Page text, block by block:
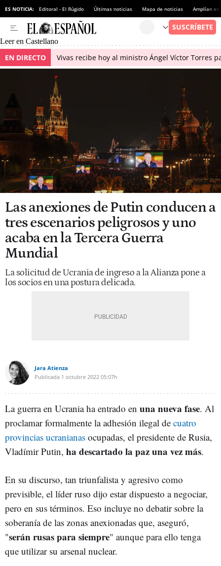
ES NOTICIA: Editoral - El Rúgido Últimas noticias Mapa de noticias Amplían
Leer en Castellano
EN DIRECTO Vivas recibe hoy al ministro Ángel Víctor Torres
Las anexiones de Putin conducen a
tres escenarios peligrosos y uno
acaba en la Tercera Guerra
Mundial
La solicitud de Ucrania de ingreso a la Alianza pone a
los socios en una postura delicada.
Jara Atienza
Publicada 1 octubre 2022 05:07h
La guerra en Ucrania ha entrado en una nueva fase. Al
proclamar formalmente la adhesión ilegal de cuatro
provincias ucranianas ocupadas, el presidente de Rusia,
Vladímir Putin, ha descartado la paz una vez más.
En su discurso, tan triunfalista y agresivo como
previsible, el líder ruso dijo estar dispuesto a negociar,
pero en sus términos. Eso incluye no debatir sobre la
soberanía de las zonas anexionadas que, aseguró,
"serán rusas para siempre" aunque para ello tenga
que utilizar su arsenal nuclear.